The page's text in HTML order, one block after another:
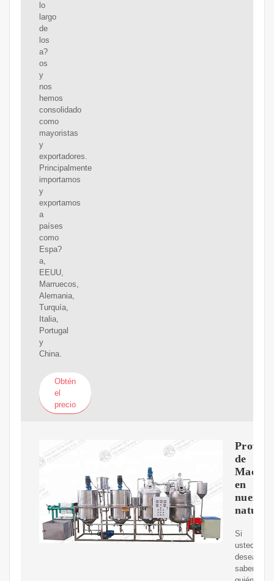
lo
largo
de
los
a?
os
y
nos
hemos
consolidado
como
mayoristas
y
exportadores.
Principalmente
importamos
y
exportamos
a
países
como
Espa?
a,
EEUU,
Marruecos,
Alemania,
Turquía,
Italia,
Portugal
y
China.
Obtén
el
precio
de
en
nuez
natural
Si
usted
desea
saber